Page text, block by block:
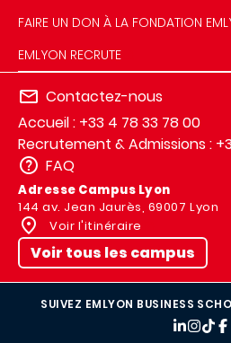
FAIRE UN DON À LA FONDATION
EMLYON RECRUTE
Contactez-nous
Accueil : +33 4 78 33 78 00
Recrutement & Admissions :
FAQ
Adresse Campus Lyon
144 av. Jean Jaurès, 69007 Lyon
Voir l'itinéraire
Voir tous les campus
SUIVEZ EMLYON BUSINESS